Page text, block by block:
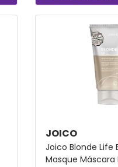
JOICO
Joico Blonde Life
Masque